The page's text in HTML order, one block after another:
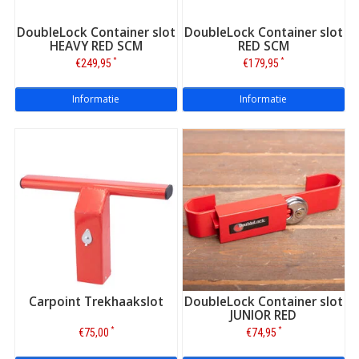
Behalve containersloten en steigersloten zijn er ook
cilindersloten en andere bouwsloten, zoals speciale
uitvoeringen van kettingsloten, kabelsloten,
discussloten en beugelsloten voor de bouw.
Een deel van
de sloten voorkomt dat de deuren van de container open te
breken zijn. Of dat demontage van de steiger onmogelijk wordt.
Maar behalve containers en steigers wilt u natuurlijk ook uw
kleinere, evenzeer kostbare werkmateriaal uit handen houden
van willekeurige voorbijgangers. Denk aan allerhande 'los' werk-
en bouwmateriaal, waarbij de genoemde beugels, kabels en
kettingen snel uitstekende, praktische bescherming bieden.
Verder kunt u hier een slot kopen voor het in bezit houden van
bijvoorbeeld uw aanhangwagen en bestelbus.
DoubleLock Container slot
HEAVY RED SCM
€249,95 *
Informatie
DoubleLock Container slot
RED SCM
€179,95 *
Informatie
Carpoint Trekhaakslot
€75,00 *
DoubleLock Container slot
JUNIOR RED
€74,95 *